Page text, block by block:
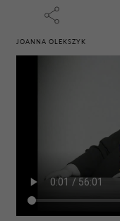
JOANNA OLEKSZYK